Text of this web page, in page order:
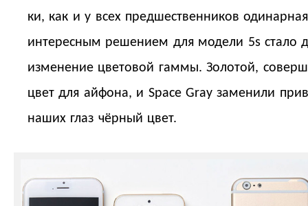
ки, как и у всех предшественников
интересным решением для модели 5s стало
изменение цветовой гаммы. Золотой,
цвет для айфона, и Space Gray заменили
наших глаз чёрный цвет.